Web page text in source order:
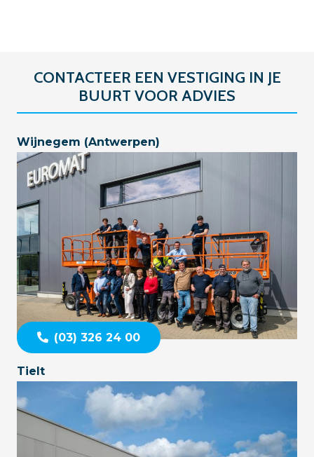
CONTACTEER EEN VESTIGING IN JE
BUURT VOOR ADVIES
Wijnegem (Antwerpen)
(03) 326 24 00
Tielt